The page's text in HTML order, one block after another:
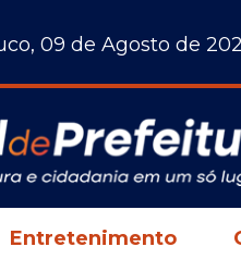
09 de Agosto de
Entretenimento